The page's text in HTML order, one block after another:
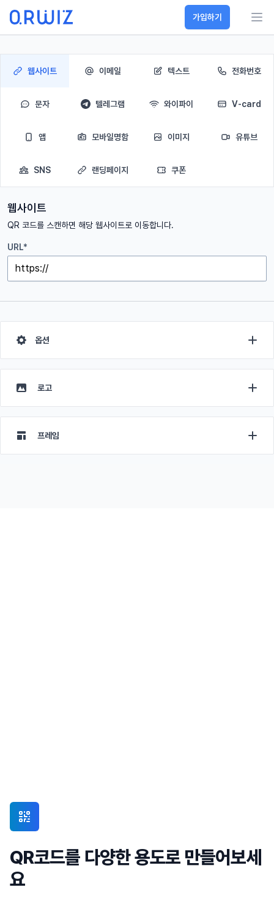
가입하기
웹사이트 이메일 텍스트 전화번호
문자 텔레그램 와이파이 V-card
앱 모바일명함 이미지 유튜브
SNS 랜딩페이지 쿠폰
웹사이트
QR 코드를 스캔하면 해당 웹사이트로 이동합니다.
URL*
옵션
로고
프레임
QR코드를 다양한 용도로 만들어보세
요